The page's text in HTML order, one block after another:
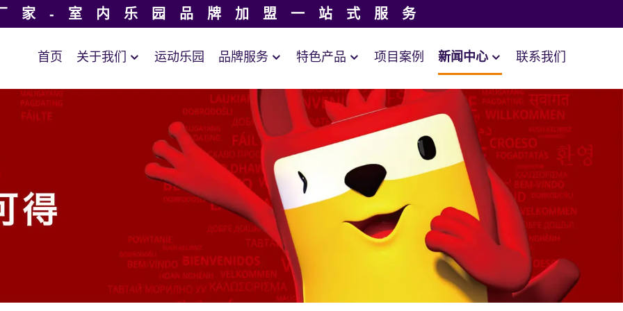
家-室内乐园品牌加盟一站式服务
首页 关于我们 运动乐园 品牌服务 特色产品 项目案例 新闻中心 联系我们